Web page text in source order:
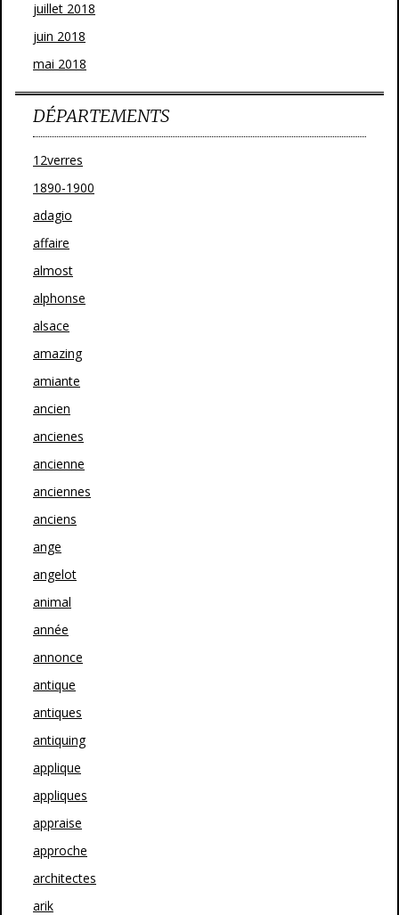
juillet 2018
juin 2018
mai 2018
DÉPARTEMENTS
12verres
1890-1900
adagio
affaire
almost
alphonse
alsace
amazing
amiante
ancien
ancienes
ancienne
anciennes
anciens
ange
angelot
animal
année
annonce
antique
antiques
antiquing
applique
appliques
appraise
approche
architectes
arik